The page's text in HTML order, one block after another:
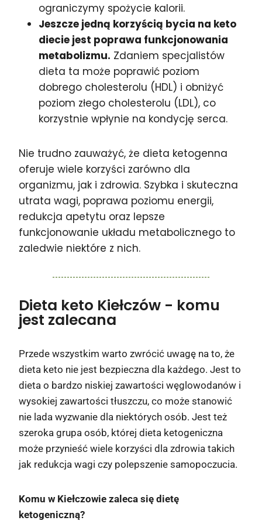
ograniczymy spożycie kalorii.
Jeszcze jedną korzyścią bycia na keto
diecie jest poprawa funkcjonowania
metabolizmu. Zdaniem specjalistów
dieta ta może poprawić poziom
dobrego cholesterolu (HDL) i obniżyć
poziom złego cholesterolu (LDL), co
korzystnie wpłynie na kondycję serca.
Nie trudno zauważyć, że dieta ketogenna
oferuje wiele korzyści zarówno dla
organizmu, jak i zdrowia. Szybka i skuteczna
utrata wagi, poprawa poziomu energii,
redukcja apetytu oraz lepsze
funkcjonowanie układu metabolicznego to
zaledwie niektóre z nich.
Dieta keto Kiełczów - komu
jest zalecana
Przede wszystkim warto zwrócić uwagę na to, że
dieta keto nie jest bezpieczna dla każdego. Jest to
dieta o bardzo niskiej zawartości węglowodanów i
wysokiej zawartości tłuszczu, co może stanowić
nie lada wyzwanie dla niektórych osób. Jest też
szeroka grupa osób, której dieta ketogeniczna
może przynieść wiele korzyści dla zdrowia takich
jak redukcja wagi czy polepszenie samopoczucia.
Komu w Kiełczowie zaleca się dietę
ketogeniczną?